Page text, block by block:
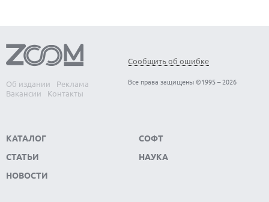
Об издании
Реклама
Вакансии
Контакты
Сообщить об ошибке
Все права защищены ©1995 – 2026
КАТАЛОГ
СТАТЬИ
НОВОСТИ
СОФТ
НАУКА